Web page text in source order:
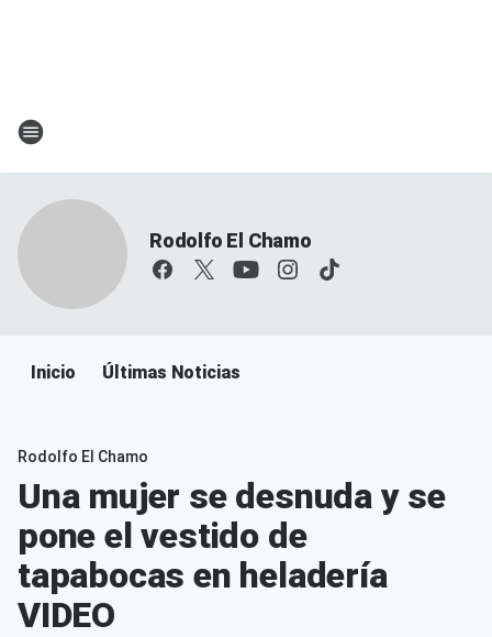
Rodolfo El Chamo
Inicio Últimas Noticias
Rodolfo El Chamo
Una mujer se desnuda y se
pone el vestido de
tapabocas en heladería
VIDEO